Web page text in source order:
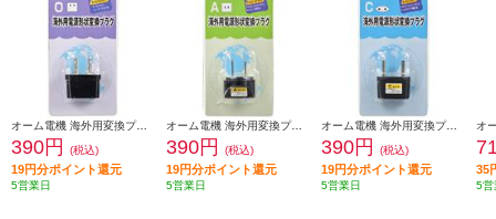
オーム電機 海外用変換プラグ Ｏタイプ TRA-A0851O
390円 (税込)
19円分ポイント還元
5営業日
オーム電機 海外用変換プラグ Ａタイプ TRA-A0846A
390円 (税込)
19円分ポイント還元
5営業日
オーム電機 海外用変換プラグ Ｃタイプ TRA-A0848C
390円 (税込)
19円分ポイント還元
5営業日
35
5営